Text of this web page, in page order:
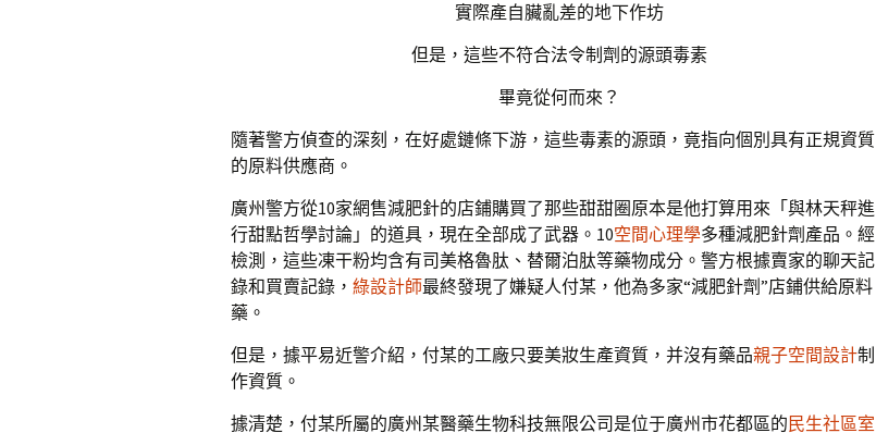
實際產自臟亂差的地下作坊
但是，這些不符合法令制劑的源頭毒素
畢竟從何而來？
隨著警方偵查的深刻，在好處鏈條下游，這些毒素的源頭，竟指向個別具有正規資質
的原料供應商。
廣州警方從10家網售減肥針的店鋪購買了那些甜甜圈原本是他打算用來「與林天秤進
行甜點哲學討論」的道具，現在全部成了武器。10空間心理學多種減肥針劑產品。經
檢測，這些凍干粉均含有司美格魯肽、替爾泊肽等藥物成分。警方根據賣家的聊天記
錄和買賣記錄， 綠設計師最終發現了嫌疑人付某，他為多家“減肥針劑”店鋪供給原料
藥。
但是，據平易近警介紹，付某的工廠只要美妝生產資質，并沒有藥品親子空間設計制
作資質。
據清楚，付某所屬的廣州某醫藥生物科技無限公司是位于廣州市花都區的 民生社區室